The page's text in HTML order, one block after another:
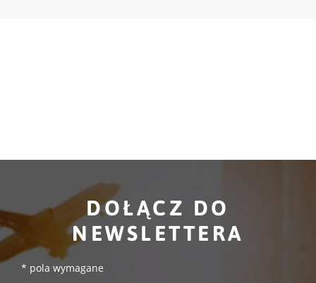
DOŁĄCZ DO
NEWSLETTERA
* pola wymagane